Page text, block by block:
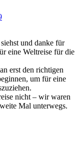
und danke für
eine Weltreise für die
erst den richtigen
um für eine
nicht – wir waren
Mal unterwegs.